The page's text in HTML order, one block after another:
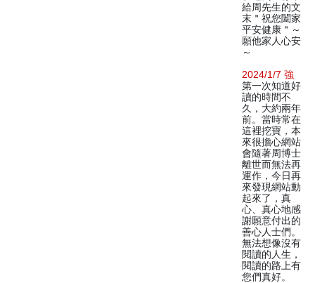
給周先生的文
末＂祝您闔家
平安健康＂～
願他家人心安
～
2024/1/7 強
第一次知道好
讀的時間不
久，大約兩年
前。當時常在
這裡挖寶，本
來很擔心網站
會隨著周博士
離世而無法再
運作，今日再
來發現網站動
起來了，真
心、真心地感
謝願意付出的
善心人士們。
無法想像沒有
閱讀的人生，
閱讀的路上有
您們真好。